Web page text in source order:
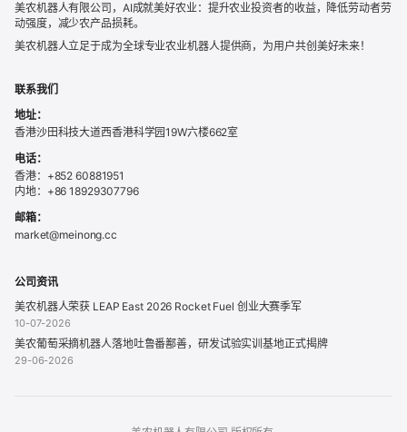
美农机器人有限公司，AI成就美好农业：提升农业投资者的收益，降低劳动者劳
动强度，减少农产品损耗。
美农机器人立足于成为全球专业农业机器人提供商，为用户共创美好未来！
联系我们
地址：
香港沙田科技大道西香港科学园19W六楼662室
电话：
香港：+852 60881951
内地：+86 18929307796
邮箱：
market@meinong.cc
公司资讯
美农机器人荣获 LEAP East 2026 Rocket Fuel 创业大赛季军
10-07-2026
美农葡萄采摘机器人落地吐鲁番鄯善，研发试验实训基地正式揭牌
29-06-2026